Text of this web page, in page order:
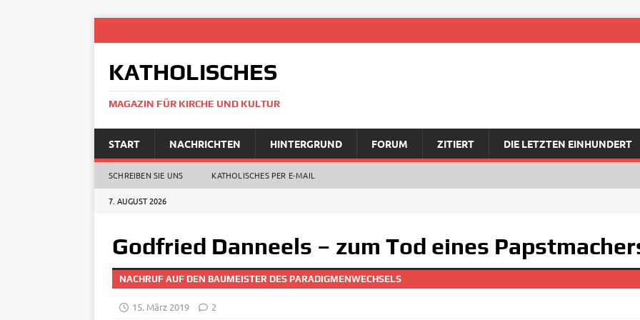
KATHOLISCHES
MAGAZIN FÜR KIRCHE UND KULTUR
START NACHRICHTEN HINTERGRUND FORUM ZITIERT DIE LETZTEN EINHUNDERT
SCHREIBEN SIE UNS KATHOLISCHES PER E‑MAIL
7. AUGUST 2026
Godfried Danneels – zum Tod eines
NACHRUF AUF DEN BAUMEISTER DES PARADIGMENWECHSELS
15. März 2019 2